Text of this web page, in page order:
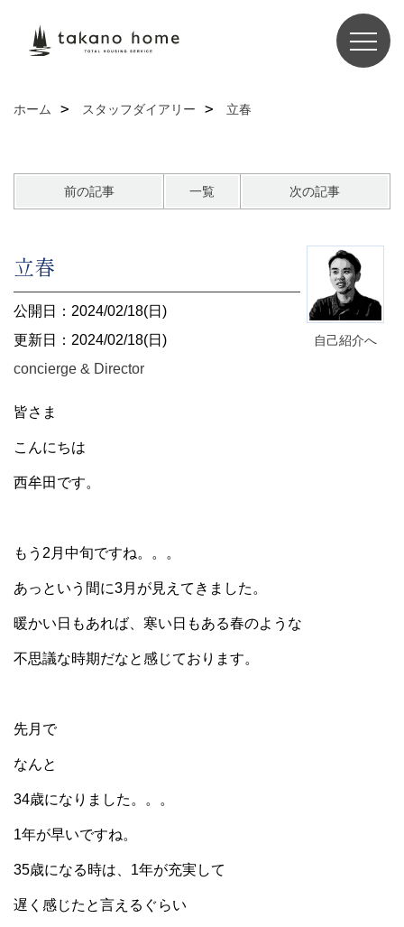
ホーム スタッフダイアリー 立春
前の記事 一覧 次の記事
自己紹介へ
立春
公開日：2024/02/18(日)
更新日：2024/02/18(日)
concierge & Director
皆さま
こんにちは
西牟田です。
もう2月中旬ですね。。。
あっという間に3月が見えてきました。
暖かい日もあれば、寒い日もある春のような
不思議な時期だなと感じております。
先月で
なんと
34歳になりました。。。
1年が早いですね。
35歳になる時は、1年が充実して
遅く感じたと言えるぐらい